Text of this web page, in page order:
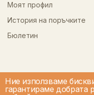
Ние използваме
гарантираме добрата
Моят профил
История на поръчките
Бюлетин